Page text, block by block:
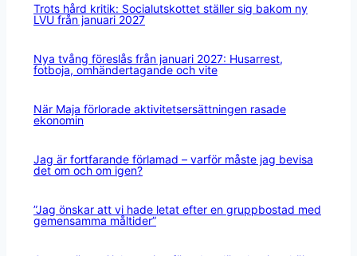
Trots hård kritik: Socialutskottet ställer sig bakom ny
LVU från januari 2027
Nya tvång föreslås från januari 2027: Husarrest,
fotboja, omhändertagande och vite
När Maja förlorade aktivitetsersättningen rasade
ekonomin
Jag är fortfarande förlamad – varför måste jag bevisa
det om och om igen?
”Jag önskar att vi hade letat efter en gruppbostad med
gemensamma måltider”